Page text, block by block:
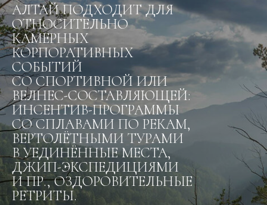
АЛТАЙ ПОДХОДИТ ДЛЯ
ОТНОСИТЕЛЬНО
КАМЕРНЫХ
КОРПОРАТИВНЫХ
СОБЫТИЙ
СО СПОРТИВНОЙ ИЛИ
ВЕЛНЕС-СОСТАВЛЯЮЩЕЙ:
ИНСЕНТИВ-ПРОГРАММЫ
СО СПЛАВАМИ ПО РЕКАМ,
ВЕРТОЛЁТНЫМИ ТУРАМИ
В УЕДИНЁННЫЕ МЕСТА,
ДЖИП-ЭКСПЕДИЦИЯМИ
И ПР., ОЗДОРОВИТЕЛЬНЫЕ
РЕТРИТЫ.